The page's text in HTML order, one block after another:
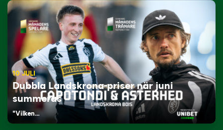
10 JULI
Dubbla Landskrona-priser när juni
summeras
"Vilken…